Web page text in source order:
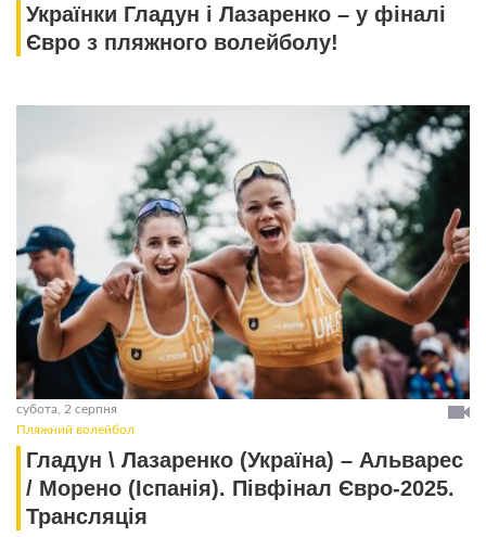
Українки Гладун і Лазаренко – у фіналі
Євро з пляжного волейболу!
субота, 2 серпня
Пляжний волейбол
Гладун \ Лазаренко (Україна) – Альварес
/ Морено (Іспанія). Півфінал Євро-2025.
Трансляція